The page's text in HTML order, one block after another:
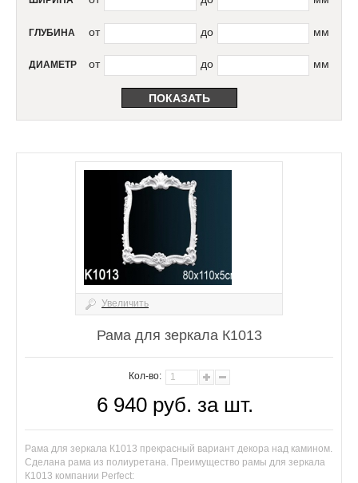
ГЛУБИНА от до мм
ДИАМЕТР от до мм
Увеличить
Рама для зеркала К1013
Кол-во:
6 940 руб. за шт.
Рама для зеркала К1013 прекрасный вариант декора над камином.
Сделана рама из полиуретана. Преимущество рамы для зеркала
К1013 компании Perfect: